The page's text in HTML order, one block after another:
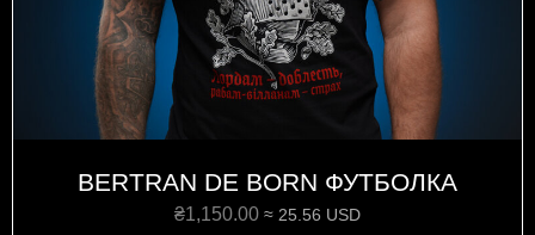
BERTRAN DE BORN ФУТБОЛКА
₴1,150.00 ≈ 25.56 USD